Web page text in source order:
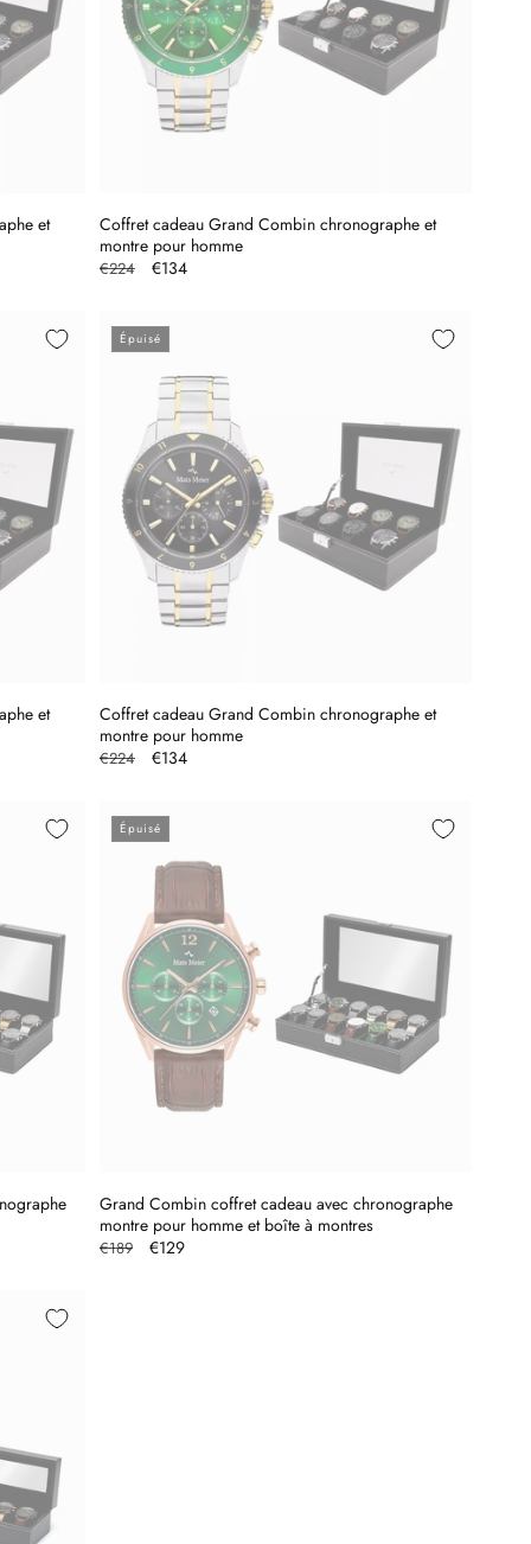
et
Coffret cadeau Grand Combin chronographe et
montre pour homme
Prix
€224
Prix
€134
et
Épuisé
Coffret cadeau Grand Combin chronographe et
montre pour homme
Prix
€224
Prix
€134
Épuisé
Grand Combin coffret cadeau avec chronographe
montre pour homme et boîte à montres
Prix
€189
Prix
€129